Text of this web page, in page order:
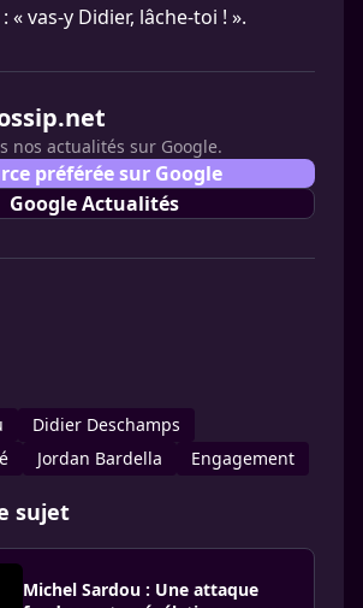
« vas-y Didier, lâche-toi ! ».
nos actualités sur Google.
préférée sur Google
Google Actualités
Didier Deschamps
Jordan Bardella Engagement
sujet
Michel Sardou : Une attaque